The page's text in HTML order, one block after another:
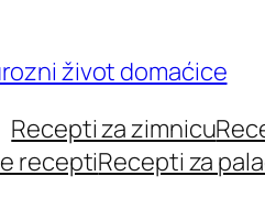
život domaćice
Recepti za zimnicu
receptiRecepti za